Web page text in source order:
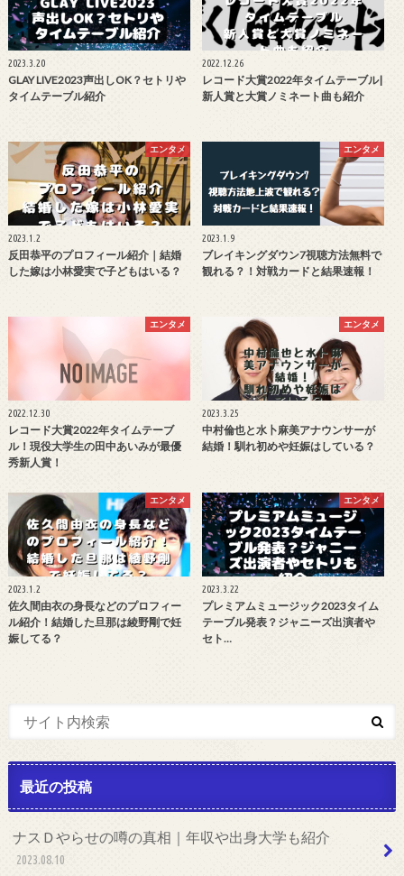
2023.3.20
GLAY LIVE2023声出しOK？セトリや
タイムテーブル紹介
2022.12.26
レコード大賞2022年タイムテーブル|
新人賞と大賞ノミネート曲も紹介
エンタメ
2023.1.2
反田恭平のプロフィール紹介｜結婚
した嫁は小林愛実で子どもはいる？
エンタメ
2023.1.9
ブレイキングダウン7視聴方法無料で
観れる？！対戦カードと結果速報！
エンタメ
2022.12.30
レコード大賞2022年タイムテーブ
ル！現役大学生の田中あいみが最優
秀新人賞！
エンタメ
2023.3.25
中村倫也と水卜麻美アナウンサーが
結婚！馴れ初めや妊娠はしている？
エンタメ
2023.1.2
佐久間由衣の身長などのプロフィー
ル紹介！結婚した旦那は綾野剛で妊
娠してる？
エンタメ
2023.3.22
プレミアムミュージック2023タイム
テーブル発表？ジャニーズ出演者や
セト…
最近の投稿
ナスＤやらせの噂の真相｜年収や出身大学も紹介
2023.08.10